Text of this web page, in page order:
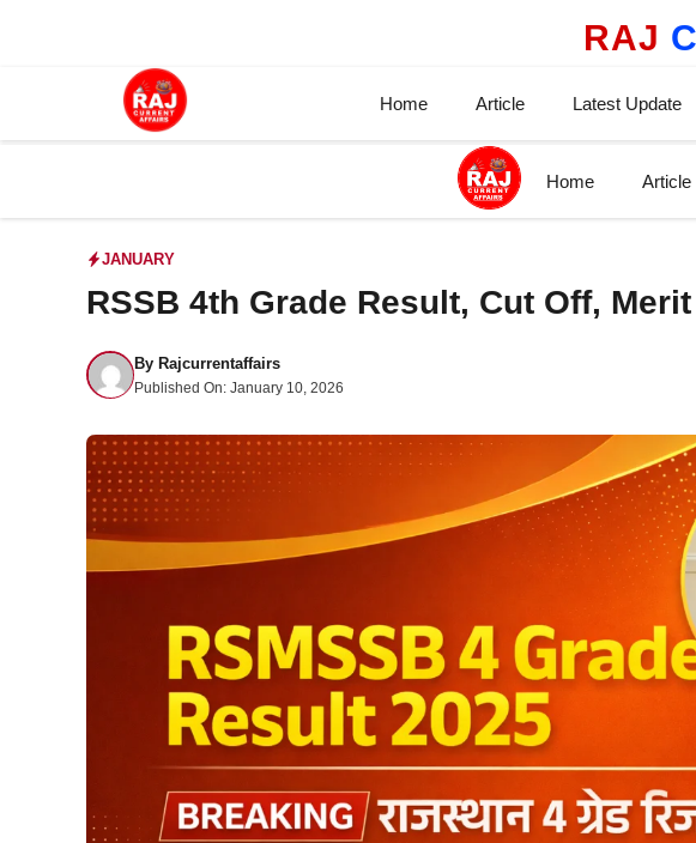
RAJ
Home Article Latest Update
Home Article
JANUARY
RSSB 4th Grade Result, Cut Off,
By Rajcurrentaffairs
Published On: January 10, 2026